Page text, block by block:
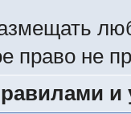
право не